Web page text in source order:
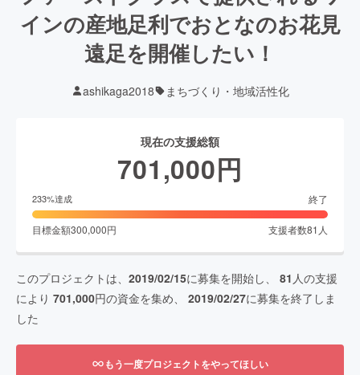
インの産地足利でおとなのお花見
遠足を開催したい！
ashikaga2018 まちづくり・地域活性化
現在の支援総額
701,000円
233%達成 終了
目標金額300,000円 支援者数81 人
このプロジェクトは、 2019/02/15に募集を開始し、 81 人の支援
により 701,000円の資金を集め、 2019/02/27に募集を終了しま
した
もう一度プロジェクトをやってほしい